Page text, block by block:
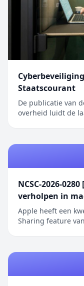
Staatscourant
De publicatie van
overheid luidt de
Staatscourant
NCSC-2026-
verholpen in
Apple heeft een
Sharing feature
Sharing
toegang kunnen